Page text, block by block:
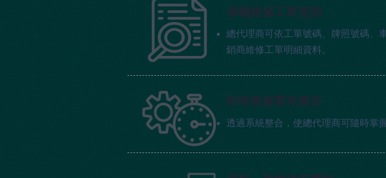
車輛維修工單查詢
總代理商可依工單號碼、牌照號碼
銷商維修工單明細資料。
即時掌握零件庫存
透過系統整合，使總代理商可隨時掌